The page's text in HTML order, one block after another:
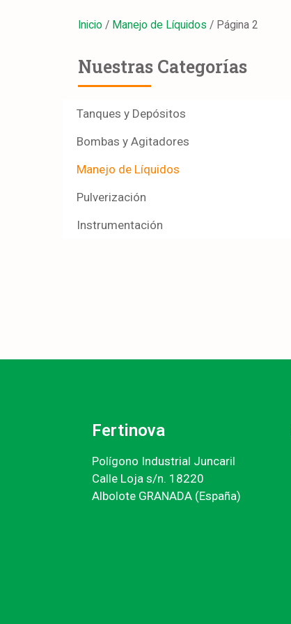
Inicio / Manejo de Líquidos / Página 2
Nuestras Categorías
Tanques y Depósitos
Bombas y Agitadores
Manejo de Líquidos
Pulverización
Instrumentación
Fertinova
Polígono Industrial Juncaril
Calle Loja s/n. 18220
Albolote GRANADA (España)